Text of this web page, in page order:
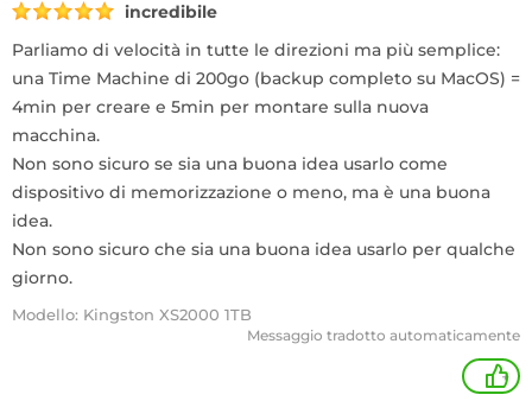
incredibile
Parliamo di velocità in tutte le direzioni ma più semplice:
una Time Machine di 200go (backup completo su MacOS) =
4min per creare e 5min per montare sulla nuova
macchina.
Non sono sicuro se sia una buona idea usarlo come
dispositivo di memorizzazione o meno, ma è una buona
idea.
Non sono sicuro che sia una buona idea usarlo per qualche
giorno.
Modello: Kingston XS2000 1TB
Messaggio tradotto automaticamente
+